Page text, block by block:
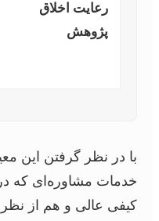
رعایت اخلاق
پژوهش
با در نظر گرفتن این
خدمات مشاوره‌ای که
کیفی عالی و هم از نظر